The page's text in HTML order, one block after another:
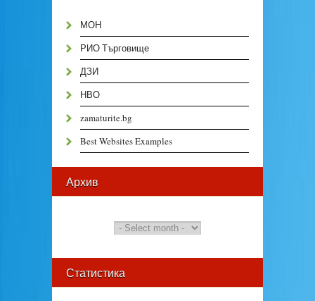
МОН
РИО Търговище
ДЗИ
НВО
zamaturite.bg
Best Websites Examples
Архив
Статистика